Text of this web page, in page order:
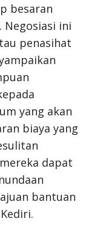
besaran
Negosiasi ini
penasihat
yang akan
biaya yang
dapat
bantuan